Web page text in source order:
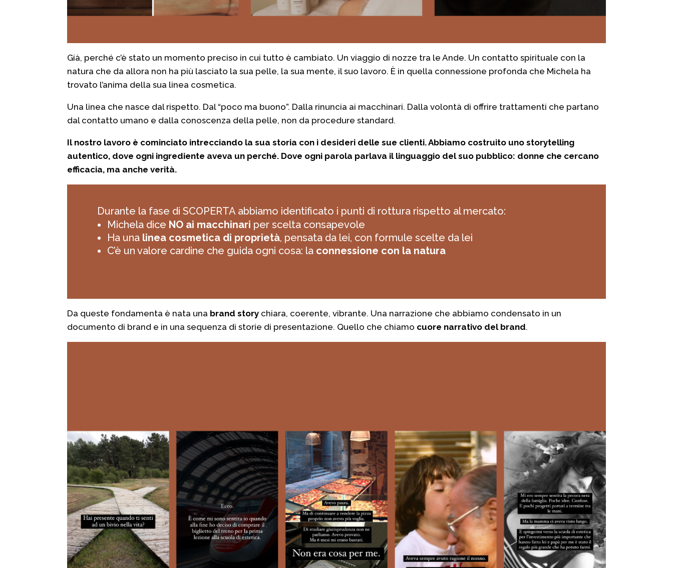
Già, perché c’è stato un momento preciso in cui tutto è cambiato. Un viaggio di nozze tra le Ande. Un contatto spirituale con la
natura che da allora non ha più lasciato la sua pelle, la sua mente, il suo lavoro. È in quella connessione profonda che Michela ha
trovato l’anima della sua linea cosmetica.
Una linea che nasce dal rispetto. Dal “poco ma buono”. Dalla rinuncia ai macchinari. Dalla volontà di offrire trattamenti che partano
dal contatto umano e dalla conoscenza della pelle, non da procedure standard.
Il nostro lavoro è cominciato intrecciando la sua storia con i desideri delle sue clienti. Abbiamo costruito uno storytelling
autentico, dove ogni ingrediente aveva un perché. Dove ogni parola parlava il linguaggio del suo pubblico: donne che cercano
efficacia, ma anche verità.
Durante la fase di SCOPERTA abbiamo identificato i punti di rottura rispetto al mercato:
Michela dice NO ai macchinari per scelta consapevole
Ha una linea cosmetica di proprietà, pensata da lei, con formule scelte da lei
C’è un valore cardine che guida ogni cosa: la connessione con la natura
Da queste fondamenta è nata una brand story chiara, coerente, vibrante. Una narrazione che abbiamo condensato in un
documento di brand e in una sequenza di storie di presentazione. Quello che chiamo cuore narrativo del brand.